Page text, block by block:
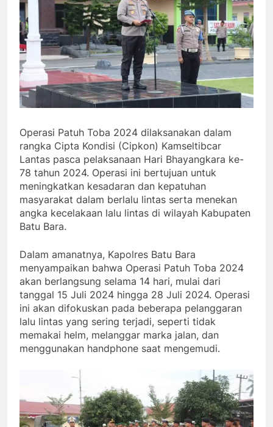
Operasi Patuh Toba 2024 dilaksanakan dalam
rangka Cipta Kondisi (Cipkon) Kamseltibcar
Lantas pasca pelaksanaan Hari Bhayangkara ke-
78 tahun 2024. Operasi ini bertujuan untuk
meningkatkan kesadaran dan kepatuhan
masyarakat dalam berlalu lintas serta menekan
angka kecelakaan lalu lintas di wilayah Kabupaten
Batu Bara.
Dalam amanatnya, Kapolres Batu Bara
menyampaikan bahwa Operasi Patuh Toba 2024
akan berlangsung selama 14 hari, mulai dari
tanggal 15 Juli 2024 hingga 28 Juli 2024. Operasi
ini akan difokuskan pada beberapa pelanggaran
lalu lintas yang sering terjadi, seperti tidak
memakai helm, melanggar marka jalan, dan
menggunakan handphone saat mengemudi.